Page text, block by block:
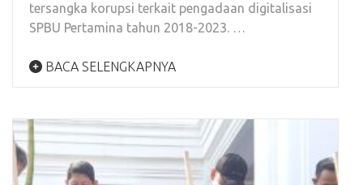
tersangka korupsi terkait pengadaan digitalisasi
SPBU Pertamina tahun 2018-2023. …
BACA SELENGKAPNYA